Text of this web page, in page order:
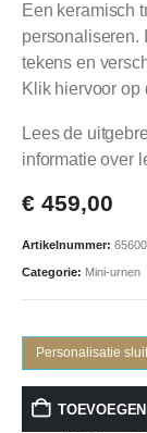
Een keramisch
personaliseren.
tekens en
Klik hiervoor op
Lees de
informatie over
€ 459,00
Artikelnummer:
Categorie: Mini-urnen
Personalisatie